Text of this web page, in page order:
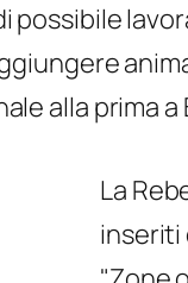
alla prima
La
inseriti